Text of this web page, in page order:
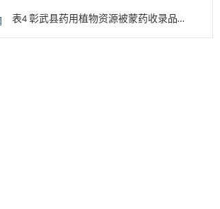
表4 彰武县药用植物资源被蒙药收录品
种统计